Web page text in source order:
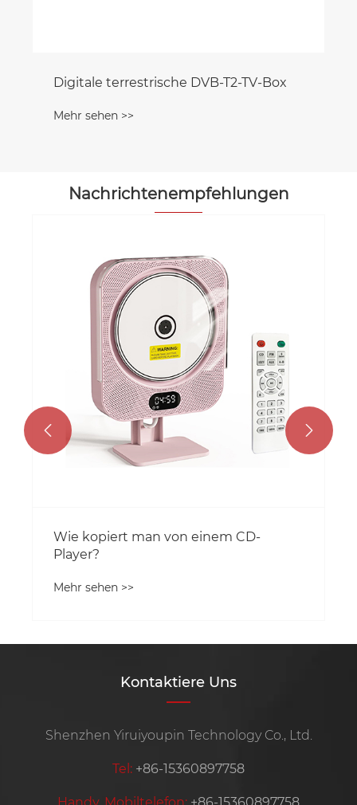
Digitale terrestrische DVB-T2-TV-Box
Mehr sehen >>
Nachrichtenempfehlungen
Wie kopiert man von einem CD-
Player?
Mehr sehen >>
 
Kontaktiere Uns
Shenzhen Yiruiyoupin Technology Co., Ltd.
Tel: +86-15360897758